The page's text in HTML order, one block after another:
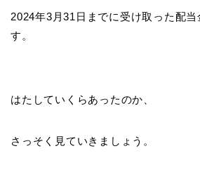
2024年3月31日までに受け取った配当
す。
はたしていくらあったのか、
さっそく見ていきましょう。